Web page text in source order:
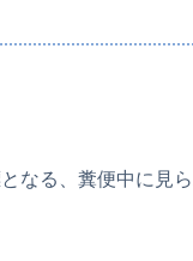
なる、糞便中に見